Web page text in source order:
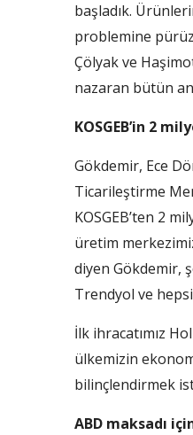
başladık.
problemi­ne
Çölyak ve
nazaran bütün
KOSGEB’in 2
Gökdemir, Ece
Ticarileştirme
KOSGEB’ten 2
üretim
diyen Gökdemir,
Trendyol ve
İlk ihracatımız
ülkemizin
bilinçlen­dirmek
ABD maksadı